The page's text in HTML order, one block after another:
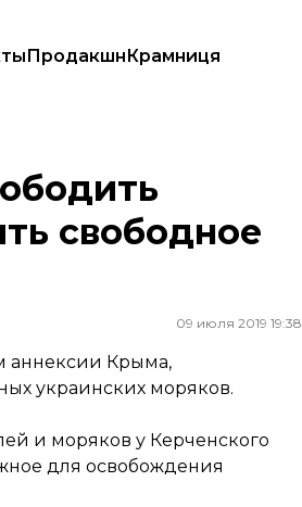
ПродакшнКрамниця
в Азовском море
свободное
09 июля 2019 19:38
аннексии Крыма,
украинских моряков.
и моряков у Керченского
для освобождения